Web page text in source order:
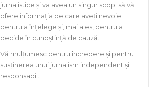
jurnalistice și va avea un singur scop: să vă
ofere informația de care aveți nevoie
pentru a înțelege și, mai ales, pentru a
decide în cunoștință de cauză.
Vă mulțumesc pentru încredere și pentru
susținerea unui jurnalism independent și
responsabil.